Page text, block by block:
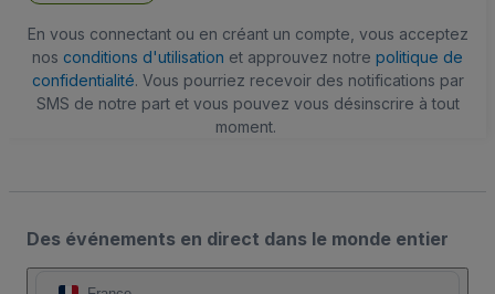
En vous connectant ou en créant un compte, vous acceptez
nos conditions d'utilisation et approuvez notre politique de
confidentialité. Vous pourriez recevoir des notifications par
SMS de notre part et vous pouvez vous désinscrire à tout
moment.
Des événements en direct dans le monde entier